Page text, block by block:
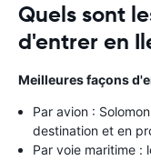
Quels sont
d'entrer en
Meilleures façons
Par avion :
destination et en
Par voie maritime :